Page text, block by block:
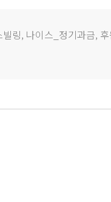
링, 나이스_정기과금,